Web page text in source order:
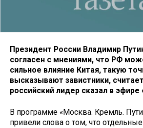
Президент России Владимир
согласен с мнениями, что РФ
сильное влияние Китая, такую
высказывают завистники,
российский лидер сказал в эфире
В программе «Москва. Кремль.
привели слова о том, что